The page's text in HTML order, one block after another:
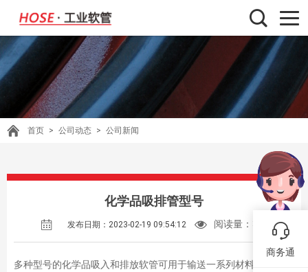
首页 > 公司动态 > 公司新闻
化学品吸排管型号
发布日期：2023-02-19 09:54:12 阅读量：
多种型号的化学品吸入和排放软管可用于输送一系列材料。有些是
商务通